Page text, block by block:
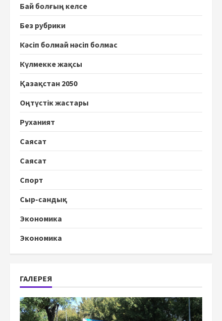
Бай болғың келсе
Без рубрики
Кәсіп болмай нәсіп болмас
Күлмекке жақсы
Қазақстан 2050
Оңтүстік жастары
Руханият
Саясат
Саясат
Спорт
Сыр-сандық
Экономика
Экономика
ГАЛЕРЕЯ